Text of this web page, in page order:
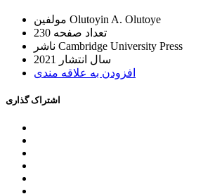
Olutoyin A. Olutoye
ﺗﻌﺪاﺩ ﺻﻔﺤﻪ 230
Cambridge University Press
ﺳﺎﻝ اﻧﺘﺸﺎﺭ
2021
اﻓﺰﻭﺩﻥ ﺑﻪ ﻋﻼﻗﻪ ﻣﻨﺪﯼ
اﺷﺘﺮاﮎ ﮔﺬاﺭﯼ